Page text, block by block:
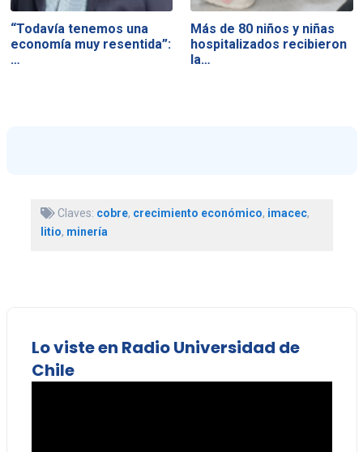
“Todavía tenemos una
economía muy resentida”:
…
Más de 80 niños y niñas
hospitalizados recibieron
la…
Claves: cobre, crecimiento económico, imacec,
litio, minería
Lo viste en Radio Universidad de
Chile